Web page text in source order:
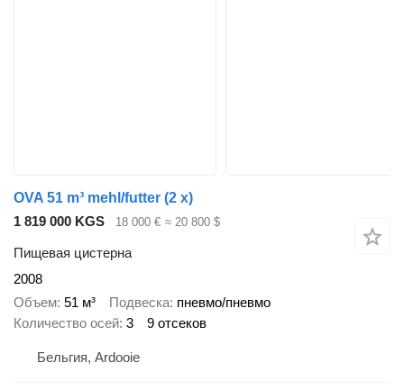
OVA 51 m³ mehl/futter (2 x)
1 819 000 KGS
18 000 € ≈ 20 800 $
Пищевая цистерна
2008
Объем 51 м³ Подвеска пневмо/пневмо
Количество осей 3 9 отсеков
Бельгия, Ardooie